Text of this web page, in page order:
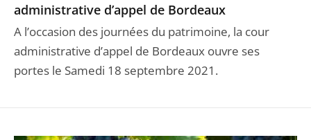
administrative d’appel de Bordeaux
A l’occasion des journées du patrimoine, la cour
administrative d’appel de Bordeaux ouvre ses
portes le Samedi 18 septembre 2021.